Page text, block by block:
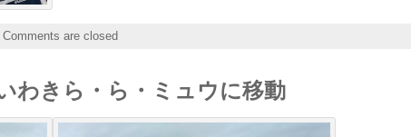
Comments are closed
わきら・ら・ミュウに移動